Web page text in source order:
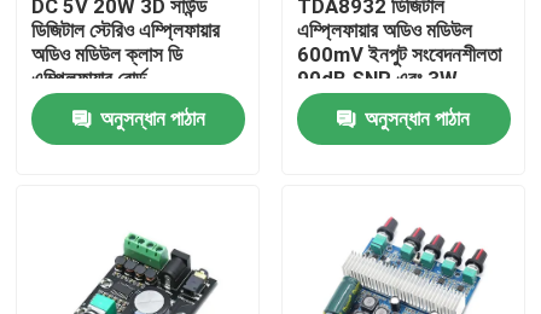
আমাদের সম্পর্কে
DC 5V 20W 3D সার্উন্ড
ডিজিটাল স্টেরিও এম্প্লিফায়ার
অডিও মডিউল ক্লাস ডি
এম্প্লিফায়ার বোর্ড
অনুসন্ধান পাঠান
TDA8932 ডিজিটাল
এম্প্লিফায়ার অডিও মডিউল
600mV ইনপুট সংবেদনশীলতা
90dB SNR এবং 3W
আউটপুট পাওয়ার সহ
অনুসন্ধান পাঠান